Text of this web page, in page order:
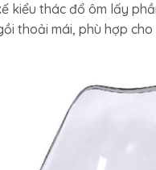
kiểu thác đổ ôm lấy
thoải mái, phù hợp